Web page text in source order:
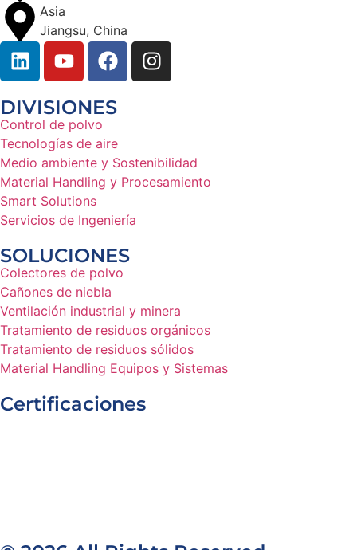
Asia
Jiangsu, China
DIVISIONES
Control de polvo
Tecnologías de aire
Medio ambiente y Sostenibilidad
Material Handling y Procesamiento
Smart Solutions
Servicios de Ingeniería
SOLUCIONES
Colectores de polvo
Cañones de niebla
Ventilación industrial y minera
Tratamiento de residuos orgánicos
Tratamiento de residuos sólidos
Material Handling Equipos y Sistemas
Certificaciones